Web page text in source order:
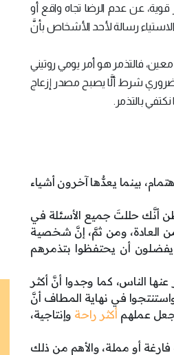
قوية، عن عدم الرضا تجاه واقع أو
رسالة لأحد الأشخاص بأنَّ
فالتذمر هو أمر يومي روتيني
ضروري شرط ألَّا يصبح مصدر إزعاج
بالتذمر.
بينما يعدُّها آخرون أشياء
أنَّك حللتَ جميع الأسئلة في
من العادة، ومن ثمَّ، إنَّ شخصية
أن يحتفظوا بتذمرهم
الناس، كما وجدوا أنَّ أكثر
في نهاية المطاف أنَّ
عملهم أكثر راحة وإنتاجية،
أو مملة، والأهم من ذلك